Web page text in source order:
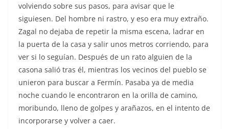
volviendo sobre sus pasos, para avisar que le
siguiesen. Del hombre ni rastro, y eso era muy extraño.
Zagal no dejaba de repetir la misma escena, ladrar en
la puerta de la casa y salir unos metros corriendo, para
ver si lo seguían. Después de un rato alguien de la
casona salió tras él, mientras los vecinos del pueblo se
unieron para buscar a Fermín. Pasaba ya de media
noche cuando le encontraron en la orilla de camino,
moribundo, lleno de golpes y arañazos, en el intento de
incorporarse y volver a caer.